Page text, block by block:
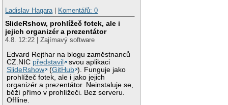
Ladislav Hagara | Komentářů: 0
SlideRshow, prohlížeč fotek, ale i
jejich organizér a prezentátor
4.8. 12:22 | Zajímavý software
Edvard Rejthar na blogu zaměstnanců
CZ.NIC představil
svou aplikaci
SlideRshow
(GitHub ). Funguje jako
prohlížeč fotek, ale i jako jejich
organizér a prezentátor. Neinstaluje se,
běží přímo v prohlížeči. Bez serveru.
Offline.